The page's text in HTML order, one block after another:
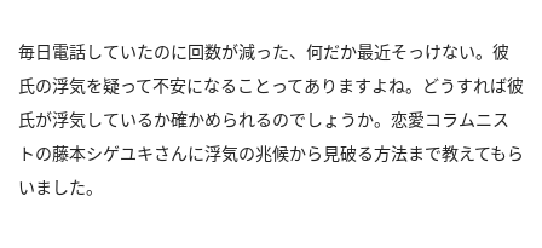
毎日電話していたのに回数が減った、何だか最近そっけない。彼
氏の浮気を疑って不安になることってありますよね。どうすれば彼
氏が浮気しているか確かめられるのでしょうか。恋愛コラムニス
トの藤本シゲユキさんに浮気の兆候から見破る方法まで教えてもら
いました。